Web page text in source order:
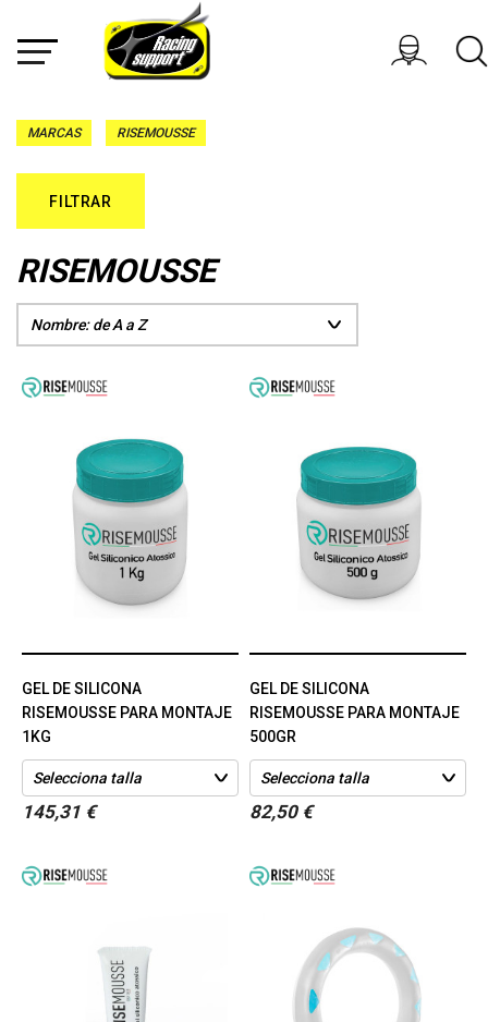
MARCAS RISEMOUSSE
FILTRAR
RISEMOUSSE
GEL DE SILICONA
RISEMOUSSE PARA MONTAJE
1KG
145,31 €
GEL DE SILICONA
RISEMOUSSE PARA MONTAJE
500GR
82,50 €